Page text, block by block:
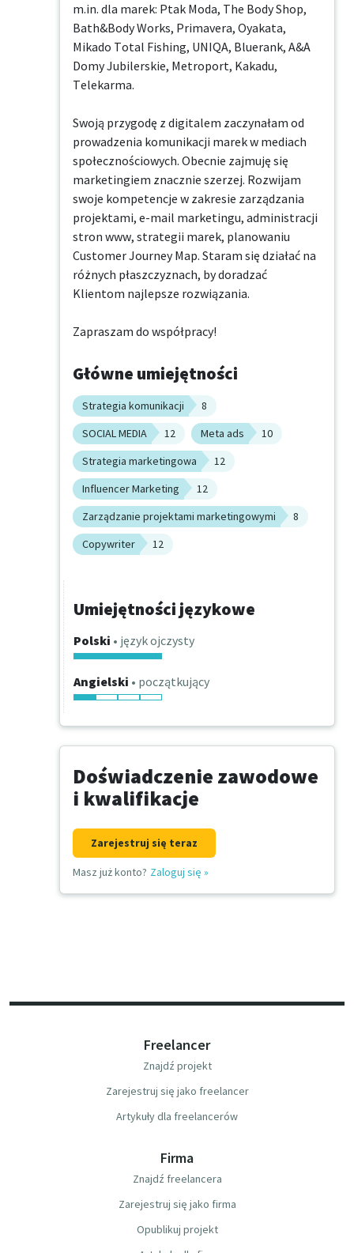
m.in. dla marek: Ptak Moda, The Body Shop,
Bath&Body Works, Primavera, Oyakata,
Mikado Total Fishing, UNIQA, Bluerank, A&A
Domy Jubilerskie, Metroport, Kakadu,
Telekarma.
Swoją przygodę z digitalem zaczynałam od
prowadzenia komunikacji marek w mediach
społecznościowych. Obecnie zajmuję się
marketingiem znacznie szerzej. Rozwijam
swoje kompetencje w zakresie zarządzania
projektami, e-mail marketingu, administracji
stron www, strategii marek, planowaniu
Customer Journey Map. Staram się działać na
różnych płaszczyznach, by doradzać
Klientom najlepsze rozwiązania.
Zapraszam do współpracy!
Główne umiejętności
Strategia komunikacji
8
SOCIAL MEDIA
12 Meta ads
10
Strategia marketingowa
12
Influencer Marketing
12
Zarządzanie projektami marketingowymi
8
Copywriter
12
Umiejętności językowe
Polski • język ojczysty
Angielski • początkujący
Doświadczenie zawodowe
i kwalifikacje
Zarejestruj się teraz
Masz już konto? Zaloguj się »
Freelancer
Znajdź projekt
Zarejestruj się jako freelancer
Artykuły dla freelancerów
Firma
Znajdź freelancera
Zarejestruj się jako firma
Opublikuj projekt